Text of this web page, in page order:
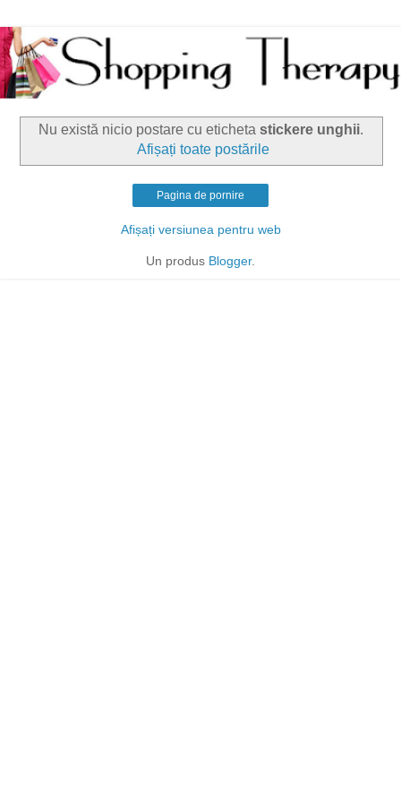
Nu există nicio postare cu eticheta stickere unghii.
Afișați toate postările
Pagina de pornire
Afișați versiunea pentru web
Un produs Blogger.